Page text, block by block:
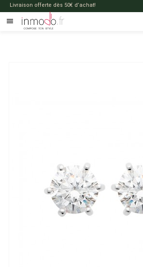
Livraison offerte dès 50€ d’achat!